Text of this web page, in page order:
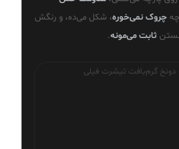
چروک نمی‌خوره، شکل می‌ده، و رنگش
ثابت می‌مونه.